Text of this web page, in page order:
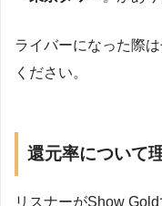
ライバーになった際
ください。
還元率について
リスナーがShow